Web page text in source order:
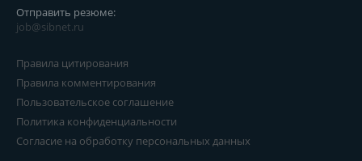
Отправить резюме:
job@sibnet.ru
Правила цитирования
Правила комментирования
Пользовательское соглашение
Политика конфиденциальности
Согласие на обработку персональных данных